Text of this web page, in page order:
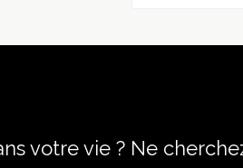
votre vie ? Ne